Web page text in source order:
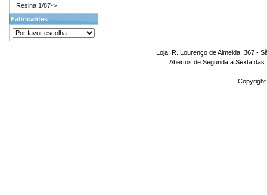
Resina 1/87->
Fabricantes
Loja: R. Lourenço de Almeida, 367 -
Abertos de Segunda a Sexta